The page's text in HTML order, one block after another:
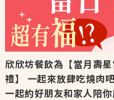
欣欣坊餐飲為【當月壽
禮】 一起來放肆吃燒肉
一起約好朋友和家人陪